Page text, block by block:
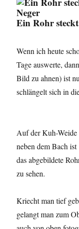
der
Ein Rohr
Wenn ich heute
Tage auswerte,
Bild zu ahnen) ist
schlängelt sich in
Auf der Kuh-Weide
neben dem Bach ist
das abgebildete
zu sehen.
Kriecht man tief
gelangt man zum